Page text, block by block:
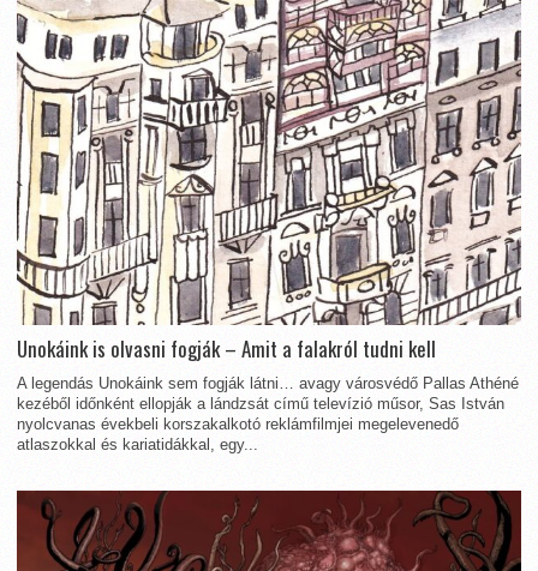
Unokáink is olvasni fogják – Amit a falakról tudni kell
A legendás Unokáink sem fogják látni… avagy városvédő Pallas Athéné
kezéből időnként ellopják a lándzsát című televízió műsor, Sas István
nyolcvanas évekbeli korszakalkotó reklámfilmjei megelevenedő
atlaszokkal és kariatidákkal, egy...